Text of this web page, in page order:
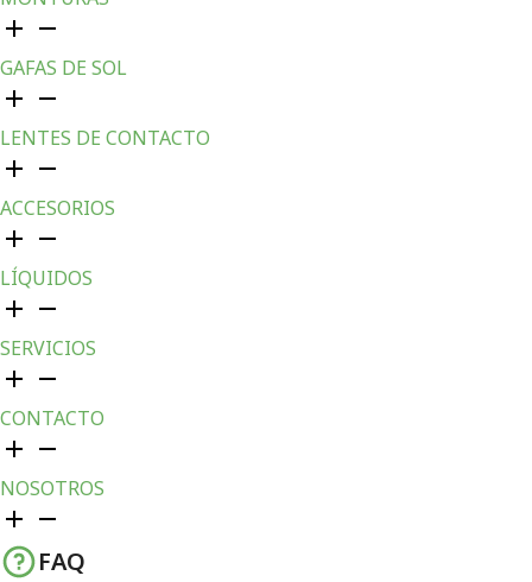
GAFAS DE SOL
LENTES DE CONTACTO
ACCESORIOS
LÍQUIDOS
SERVICIOS
CONTACTO
NOSOTROS
FAQ